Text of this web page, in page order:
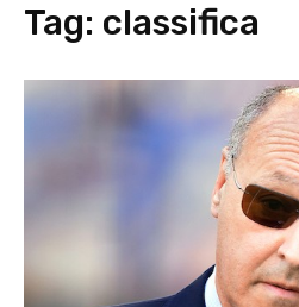
Tag: classifica